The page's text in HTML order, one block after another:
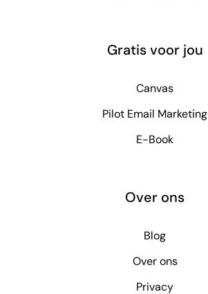
Gratis voor jou
Canvas
Pilot Email Marketing
E-Book
Over ons
Blog
Over ons
Privacy